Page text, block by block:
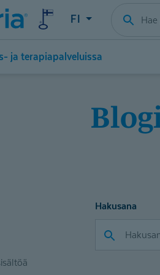
FI
ja terapiapalveluissa
Blogi: Työllistymistä edistävä
Hakusana